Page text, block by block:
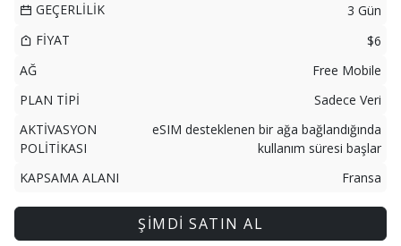
GEÇERLİLİK
3 Gün
FİYAT
$6
AĞ
Free Mobile
PLAN TİPİ
Sadece Veri
AKTİVASYON
POLİTİKASI
eSIM desteklenen bir ağa bağlandığında
kullanım süresi başlar
KAPSAMA ALANI
Fransa
ŞİMDİ SATIN AL